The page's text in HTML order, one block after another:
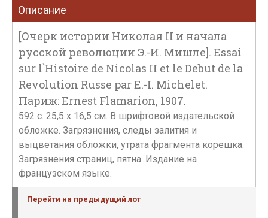
Описание
[Очерк истории Николая II и начала
русской революции Э.-И. Мишле]. Essai
sur l`Histoire de Nicolas II et le Debut de la
Revolution Russe par E.-I. Michelet.
Париж: Ernest Flamarion, 1907.
592 с. 25,5 х 16,5 см. В шрифтовой издательской
обложке. Загрязнения, следы залития и
выцветания обложки, утрата фрагмента корешка.
Загрязнения страниц, пятна. Издание на
французском языке.
Перейти на предыдущий лот